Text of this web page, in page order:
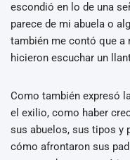
escondió en lo de una
parece de mi abuela o
también me contó que a
hicieron escuchar un
Como también expresó
el exilio, como haber
sus abuelos, sus tipos y
cómo afrontaron sus